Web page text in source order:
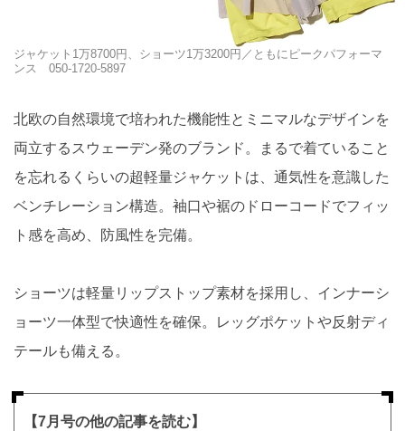
ジャケット1万8700円、ショーツ1万3200円／ともにピークパフォーマ
ンス 050-1720-5897
北欧の自然環境で培われた機能性とミニマルなデザインを
両立するスウェーデン発のブランド。まるで着ていること
を忘れるくらいの超軽量ジャケットは、通気性を意識した
ベンチレーション構造。袖口や裾のドローコードでフィッ
ト感を高め、防風性を完備。
ショーツは軽量リップストップ素材を採用し、インナーシ
ョーツ一体型で快適性を確保。レッグポケットや反射ディ
テールも備える。
【7月号の他の記事を読む】